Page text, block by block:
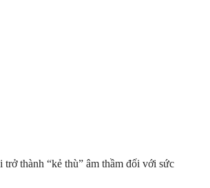
thành “kẻ thù” âm thầm đối với sức